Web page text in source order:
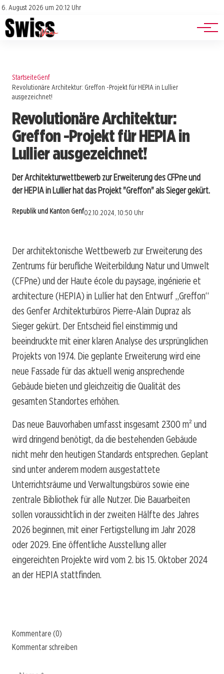
6. August 2026 um 20:12 Uhr
Impressum
Datenschutz
Jobs
Events
StartseiteGenf
Revolutionäre Architektur: Greffon -Projekt für HEPIA in Lullier
ausgezeichnet!
Revolutionäre Architektur:
Greffon -Projekt für HEPIA in
Lullier ausgezeichnet!
Der Architekturwettbewerb zur Erweiterung des CFPne und
der HEPIA in Lullier hat das Projekt "Greffon" als Sieger gekürt.
Republik und Kanton Genf02.10.2024, 10:50 Uhr
Der architektonische Wettbewerb zur Erweiterung des
Zentrums für berufliche Weiterbildung Natur und Umwelt
(CFPne) und der Haute école du paysage, ingénierie et
architecture (HEPIA) in Lullier hat den Entwurf „Greffon“
des Genfer Architekturbüros Pierre-Alain Dupraz als
Sieger gekürt. Der Entscheid fiel einstimmig und
beeindruckte mit einer klaren Analyse des ursprünglichen
Projekts von 1974. Die geplante Erweiterung wird eine
neue Fassade für das aktuell wenig ansprechende
Gebäude bieten und gleichzeitig die Qualität des
gesamten Standortes erhöhen.
Das neue Bauvorhaben umfasst insgesamt 2300 m² und
wird dringend benötigt, da die bestehenden Gebäude
nicht mehr den heutigen Standards entsprechen. Geplant
sind unter anderem modern ausgestattete
Unterrichtsräume und Verwaltungsbüros sowie eine
zentrale Bibliothek für alle Nutzer. Die Bauarbeiten
sollen voraussichtlich in der zweiten Hälfte des Jahres
2026 beginnen, mit einer Fertigstellung im Jahr 2028
oder 2029. Eine öffentliche Ausstellung aller
eingereichten Projekte wird vom 2. bis 15. Oktober 2024
an der HEPIA stattfinden.
Kommentare (0)
Kommentar schreiben